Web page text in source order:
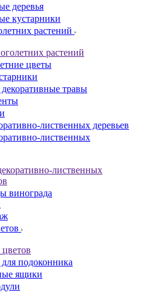
деревья
кустарники
растений
растений
цветы
травы
лиственных деревьев
лиственных
лиственных
винограда
подоконника
ящики